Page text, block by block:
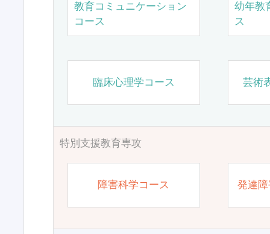
教育コミュニケーション
コース
幼年教
ス
臨床心理学コース 芸術
特別支援教育専攻
障害科学コース 発達